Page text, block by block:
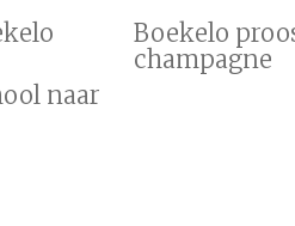
Boekelo
champagne
naar